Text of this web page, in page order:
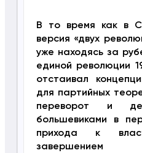
В то время как в
версия «двух
уже находясь за
единой революции
отстаивал
для партийных
переворот и
большевиками в
прихода к